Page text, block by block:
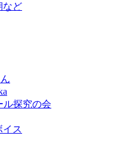
など
ル探究の会
イス